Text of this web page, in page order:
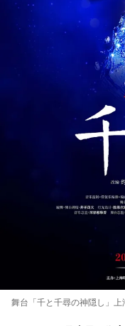
舞台「千と千尋の神隠し」上